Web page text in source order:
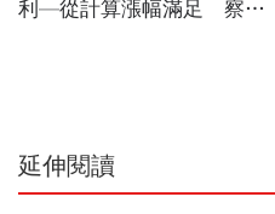
利—從計算漲幅滿足 察覺
延伸閱讀